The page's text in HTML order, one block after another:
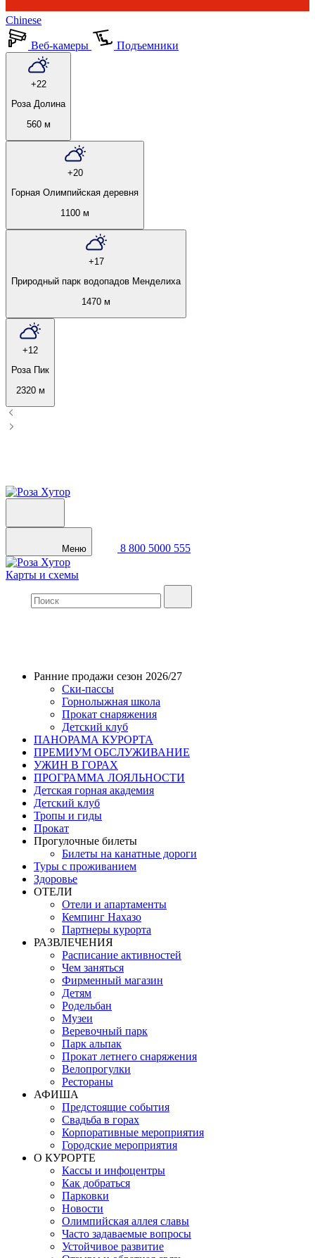
Chinese
Веб-камеры Подъемники
+22
Роза Долина
560 м
+20
Горная Олимпийская деревня
1100 м
+17
Природный парк водопадов Менделиха
1470 м
+12
Роза Пик
2320 м
Меню 8 800 5000 555
Карты и схемы
Ранние продажи сезон 2026/27
Ски-пассы
Горнолыжная школа
Прокат снаряжения
Детский клуб
ПАНОРАМА КУРОРТА
ПРЕМИУМ ОБСЛУЖИВАНИЕ
УЖИН В ГОРАХ
ПРОГРАММА ЛОЯЛЬНОСТИ
Детская горная академия
Детский клуб
Тропы и гиды
Прокат
Прогулочные билеты
Билеты на канатные дороги
Туры с проживанием
Здоровье
ОТЕЛИ
Отели и апартаменты
Кемпинг Нахазо
Партнеры курорта
РАЗВЛЕЧЕНИЯ
Расписание активностей
Чем заняться
Фирменный магазин
Детям
Родельбан
Музеи
Веревочный парк
Парк альпак
Прокат летнего снаряжения
Велопрогулки
Рестораны
АФИША
Предстоящие события
Свадьба в горах
Корпоративные мероприятия
Городские мероприятия
О КУРОРТЕ
Кассы и инфоцентры
Как добраться
Парковки
Новости
Олимпийская аллея славы
Часто задаваемые вопросы
Устойчивое развитие